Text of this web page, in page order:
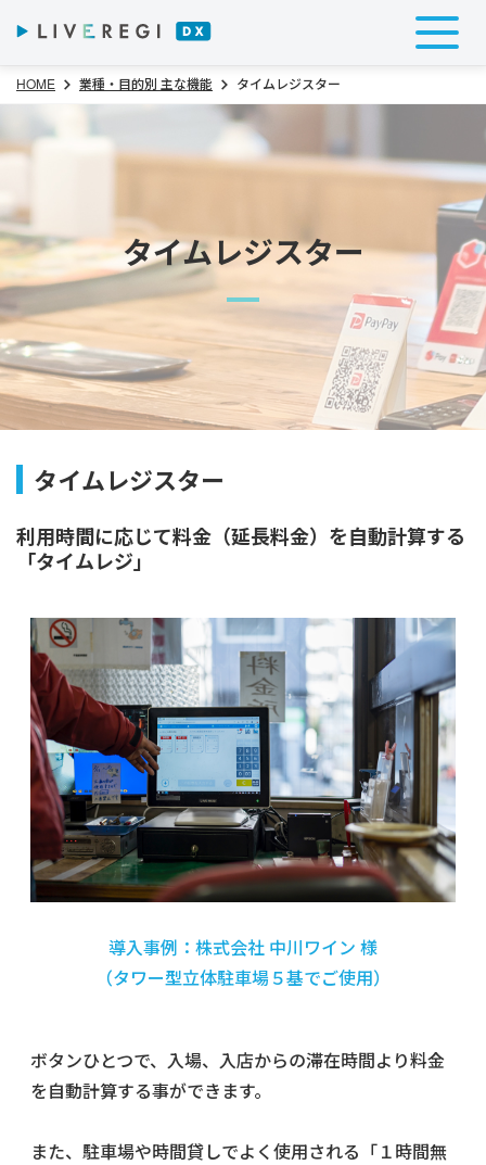
HOME 業種・目的別 主な機能 タイムレジスター
タイムレジスター
タイムレジスター
利用時間に応じて料金（延長料金）を自動計算する
「タイムレジ」
導入事例：株式会社 中川ワイン 様
（タワー型立体駐車場５基でご使用）
ボタンひとつで、入場、入店からの滞在時間より料金
を自動計算する事ができます。
また、駐車場や時間貸しでよく使用される「１時間無